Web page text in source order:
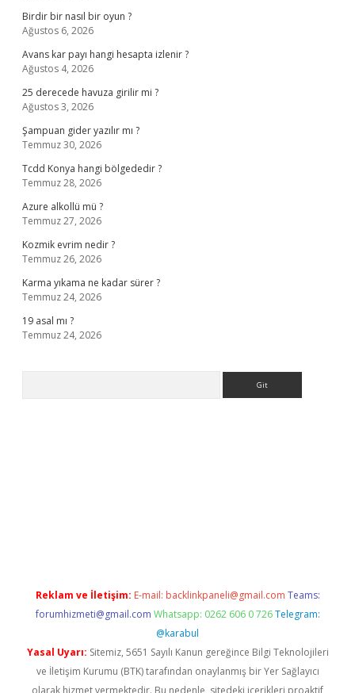
Birdir bir nasıl bir oyun ?
Ağustos 6, 2026
Avans kar payı hangi hesapta izlenir ?
Ağustos 4, 2026
25 derecede havuza girilir mi ?
Ağustos 3, 2026
Şampuan gider yazılır mı ?
Temmuz 30, 2026
Tcdd Konya hangi bölgededir ?
Temmuz 28, 2026
Azure alkollü mü ?
Temmuz 27, 2026
Kozmik evrim nedir ?
Temmuz 26, 2026
Karma yıkama ne kadar sürer ?
Temmuz 24, 2026
19 asal mı ?
Temmuz 24, 2026
Reklam ve İletişim: E-mail: backlinkpaneli@gmail.com Teams:
forumhizmeti@gmail.com Whatsapp: 0262 606 0 726 Telegram:
@karabul
Yasal Uyarı: Sitemiz, 5651 Sayılı Kanun gereğince Bilgi Teknolojileri
ve İletişim Kurumu (BTK) tarafından onaylanmış bir Yer Sağlayıcı
olarak hizmet vermektedir. Bu nedenle, sitedeki içerikleri proaktif